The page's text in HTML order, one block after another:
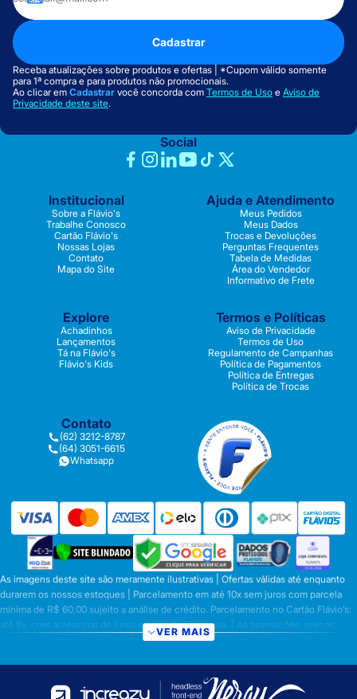
Cadastrar
Receba atualizações sobre produtos e ofertas | *Cupom válido somente
para 1ª compra e para produtos não promocionais.
Ao clicar em Cadastrar você concorda com Termos de Uso e Aviso de
Privacidade deste site.
Social
Institucional
Sobre a Flávio's
Trabalhe Conosco
Cartão Flávio's
Nossas Lojas
Contato
Mapa do Site
Ajuda e Atendimento
Meus Pedidos
Meus Dados
Trocas e Devoluções
Perguntas Frequentes
Tabela de Medidas
Área do Vendedor
Informativo de Frete
Explore
Achadinhos
Lançamentos
Tá na Flávio's
Flávio's Kids
Termos e Políticas
Aviso de Privacidade
Termos de Uso
Regulamento de Campanhas
Política de Pagamentos
Política de Entregas
Política de Trocas
Contato
(62) 3212-8787
(64) 3051-6615
Whatsapp
As imagens deste site são meramente ilustrativas | Ofertas válidas até enquanto
durarem os nossos estoques | Parcelamento em até 10x sem juros com parcela
mínima de R$ 60,00 sujeito a análise de crédito. Parcelamento no Cartão Flávio’s:
até 8x, com acréscimo de juros a partir da 6ª parcela. | As promoções, preços,
parcelamentos e condições de pagamento são válidas apenas para compras
preços válidos para os produtos serão aqueles exibidos no ato da conclusão da
VER MAIS